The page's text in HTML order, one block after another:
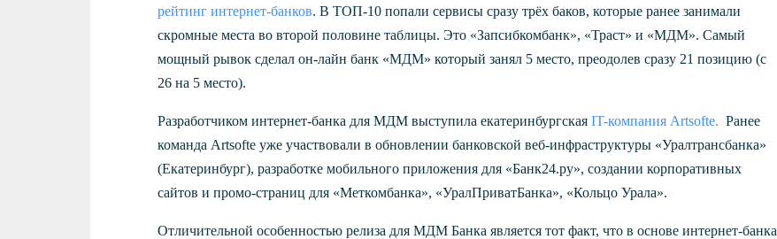
рейтинг интернет-банков. В ТОП-10 попали сервисы сразу трёх баков, которые ранее занимали
скромные места во второй половине таблицы. Это «Запсибкомбанк», «Траст» и «МДМ». Самый
мощный рывок сделал он-лайн банк «МДМ» который занял 5 место, преодолев сразу 21 позицию (с
26 на 5 место).
Разработчиком интернет-банка для МДМ выступила екатеринбургская IT-компания Artsofte. Ранее
команда Artsofte уже участвовали в обновлении банковской веб-инфраструктуры «Уралтрансбанка»
(Екатеринбург), разработке мобильного приложения для «Банк24.ру», создании корпоративных
сайтов и промо-страниц для «Меткомбанка», «УралПриватБанка», «Кольцо Урала».
Отличительной особенностью релиза для МДМ Банка является тот факт, что в основе интернет-банка